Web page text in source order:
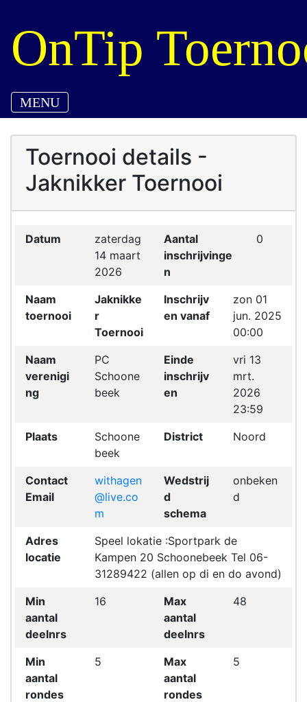
OnTip
MENU
Toernooi details -
Jaknikker Toernooi
Datum
zaterdag
14 maart
2026
Aantal
inschrijvinge
n
0
Naam
toernooi
Jaknikke
r
Toernooi
Inschrijv
en vanaf
zon 01
jun. 2025
00:00
Naam
verenigi
ng
PC
Schoone
beek
Einde
inschrijv
en
vri 13
mrt.
2026
23:59
Plaats
Schoone
beek
District Noord
Contact
Email
withagen
@live.co
m
Wedstrij
d
schema
onbeken
d
Adres
locatie
Speel lokatie :Sportpark de
Kampen 20 Schoonebeek Tel 06-
31289422 (allen op di en do avond)
Min
aantal
deelnrs
16
Max
aantal
deelnrs
48
Min
aantal
rondes
5
Max
aantal
rondes
5